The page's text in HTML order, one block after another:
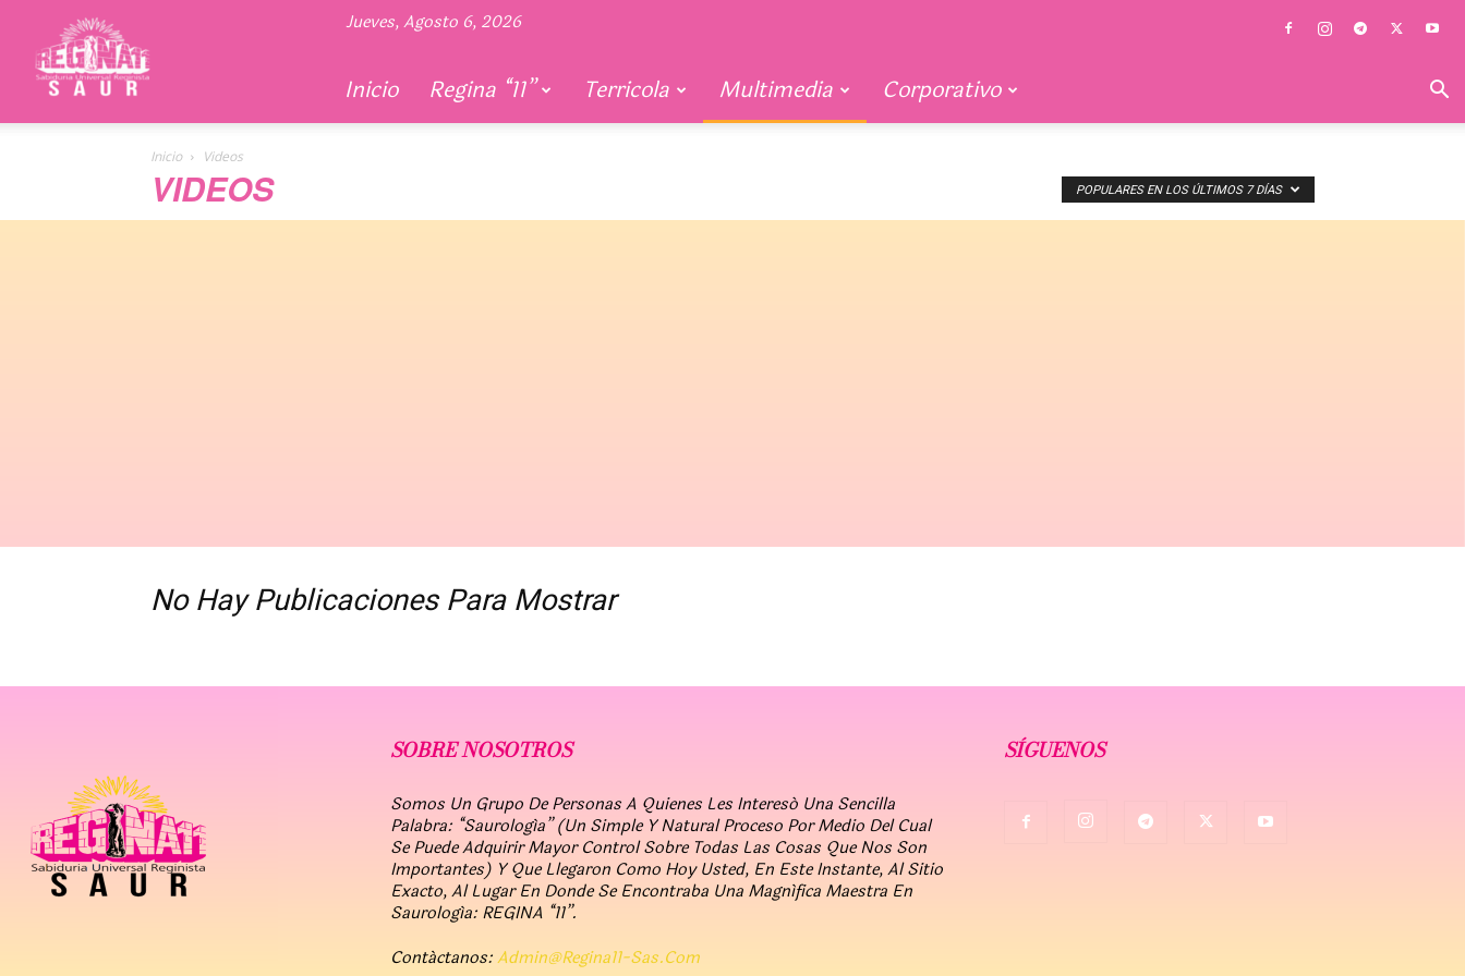
Jueves, Agosto 6, 2026
Inicio Regina “11” Terricola Multimedia Corporativo
Inicio Videos
VIDEOS POPULARES EN LOS ÚLTIMOS 7 DÍAS
No Hay Publicaciones Para Mostrar
SOBRE NOSOTROS
Somos Un Grupo De Personas A Quienes Les Interesó Una Sencilla
Palabra: “Saurología” (un Simple Y Natural Proceso Por Medio Del Cual
Se Puede Adquirir Mayor Control Sobre Todas Las Cosas Que Nos Son
Importantes) Y Que Llegaron Como Hoy Usted, En Este Instante, Al Sitio
Exacto, Al Lugar En Donde Se Encontraba Una Magnífica Maestra En
Saurología: REGINA “11”.
Contáctanos:Admin@regina11-Sas.com
SÍGUENOS